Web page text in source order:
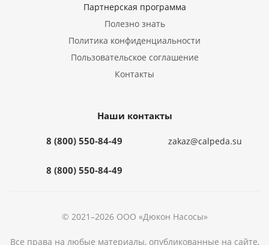
Партнерская программа
Полезно знать
Политика конфиденциальности
Пользовательское соглашение
Контакты
Наши контакты
8 (800) 550-84-49
8 (800) 550-84-49
zakaz@calpeda.su
© 2021–2026 ООО «Дюкон Насосы»
Все права на любые материалы, опубликованные на сайте,